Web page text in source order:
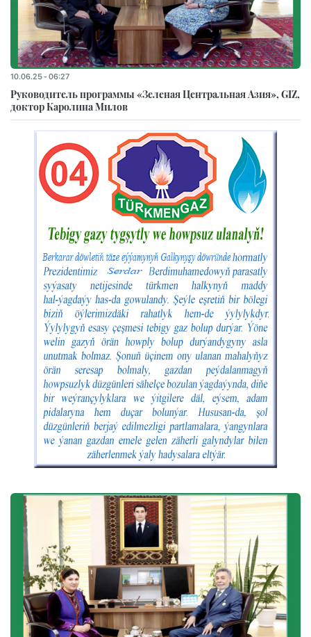
10.06.25 - 06:27
Руководитель программы «Зеленая Центральная Азия», GIZ,
доктор Каролина Милов